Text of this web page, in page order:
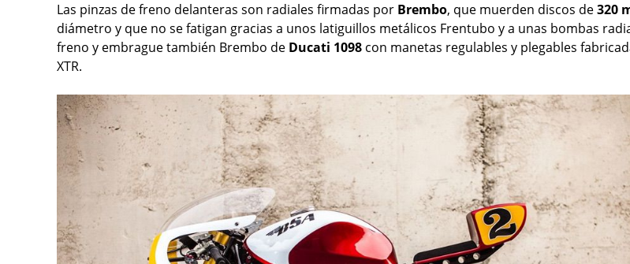
Las pinzas de freno delanteras son radiales firmadas por Brembo, que muerden discos de320
diámetro y que no se fatigan gracias a unos latiguillos metálicos Frentubo y a unas bombas
freno y embrague también Brembo de Ducati 1098 con manetas regulables y plegables
XTR.